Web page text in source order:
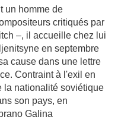
un homme de
critiqués par
–, il accueille chez lui
en septembre
cause dans une lettre
Contraint à l'exil en
la nationalité soviétique
son pays, en
Galina